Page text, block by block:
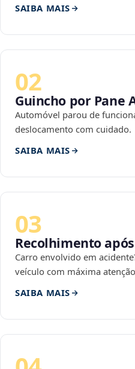
SAIBA MAIS
02
Guincho por Pane
Automóvel parou de
deslocamento com cuidado.
SAIBA MAIS
03
Recolhimento
Carro envolvido em
veículo com máxima
SAIBA MAIS